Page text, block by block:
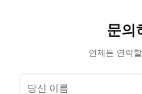
문의
언제든 연락